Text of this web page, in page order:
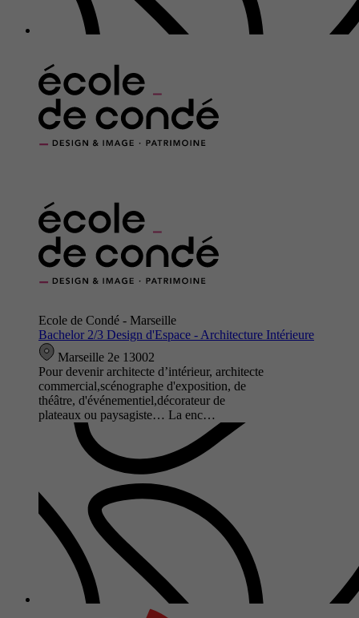
Ecole de Condé - Marseille
Bachelor 2/3 Design d'Espace - Architecture Intérieure
Marseille 2e 13002
Pour devenir architecte d’intérieur, architecte
commercial,scénographe d'exposition, de
théâtre, d'événementiel,décorateur de
plateaux ou paysagiste… La enc…